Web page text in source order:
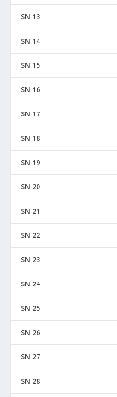
SN 13
SN 14
SN 15
SN 16
SN 17
SN 18
SN 19
SN 20
SN 21
SN 22
SN 23
SN 24
SN 25
SN 26
SN 27
SN 28